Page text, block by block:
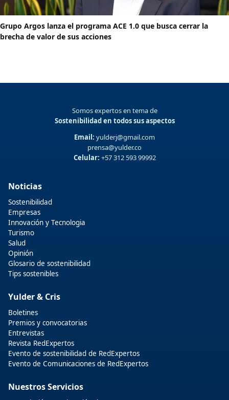
Grupo Argos lanza el programa ACE 1.0 que busca cerrar la
brecha de valor de sus acciones
Somos expertos en tema de
Sostenibilidad en todos sus aspectos
Email: yulderj@gmail.com
prensa@yulder.co
Celular: +57 312 593 99992
Noticias
Sostenibilidad
Empresas
Innovación y Tecnologia
Turismo
Salud
Opinión
Glosario de sostenibilidad
Tips sostenibles
Yulder & Cris
Boletines
Premios y convocatorias
Entrevistas
Revista RedExpertos
Evento de sostenibilidad de RedExpertos
Evento de Comunicaciones de RedExpertos
Nuestros Servicios